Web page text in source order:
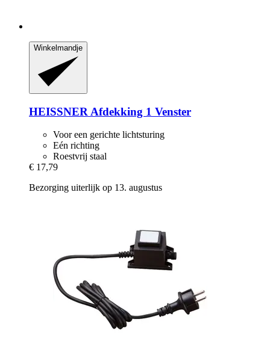
Winkelmandje
HEISSNER Afdekking 1 Venster
Voor een gerichte lichtsturing
Eén richting
Roestvrij staal
€ 17,79
Bezorging uiterlijk op 13. augustus